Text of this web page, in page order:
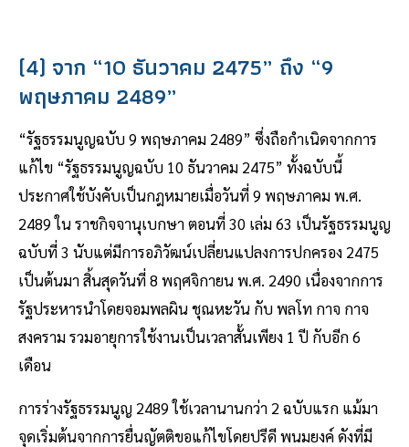
(4) จาก “10 ธันวาคม 2475” ถึง “9
พฤษภาคม 2489”
“รัฐธรรมนูญฉบับ 9 พฤษภาคม 2489” ซึ่งถือกำเนิดจากการ
แก้ไข “รัฐธรรมนูญฉบับ 10 ธันวาคม 2475” ทั้งฉบับนี้
ประกาศใช้บังคับเป็นกฎหมายเมื่อวันที่ 9 พฤษภาคม พ.ศ.
2489 ใน ราชกิจจานุเบกษา ตอนที่ 30 เล่ม 63 เป็นรัฐธรรมนูญ
ฉบับที่ 3 นับแต่มีการอภิวัฒน์เปลี่ยนแปลงการปกครอง 2475
เป็นต้นมา สิ้นสุดวันที่ 8 พฤศจิกายน พ.ศ. 2490 เนื่องจากการ
รัฐประหารนำโดยจอมพลผิน ชุณหะวัน กับ พลโท กาจ กาจ
สงคราม รวมอายุการใช้งานเป็นเวลาสั้นเพียง 1 ปี กับอีก 6
เดือน
การร่างรัฐธรรมนูญ 2489 ใช้เวลานานกว่า 2 ฉบับแรก แม้มา
จุดเริ่มต้นจากการยื่นญัตติขอแก้ไขโดยปรีดี พนมยงค์ ดังที่มี